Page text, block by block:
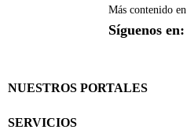
Más contenido en
Síguenos en:
NUESTROS PORTALES
SERVICIOS